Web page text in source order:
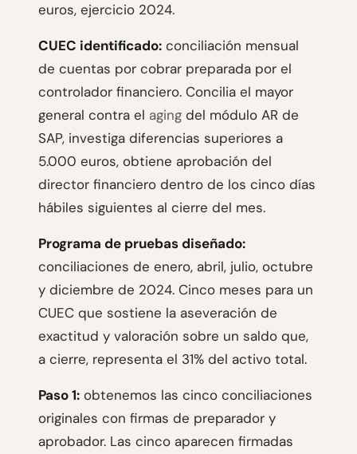
euros, ejercicio 2024.
CUEC identificado: conciliación mensual
de cuentas por cobrar preparada por el
controlador financiero. Concilia el mayor
general contra el aging del módulo AR de
SAP, investiga diferencias superiores a
5.000 euros, obtiene aprobación del
director financiero dentro de los cinco días
hábiles siguientes al cierre del mes.
Programa de pruebas diseñado:
conciliaciones de enero, abril, julio, octubre
y diciembre de 2024. Cinco meses para un
CUEC que sostiene la aseveración de
exactitud y valoración sobre un saldo que,
a cierre, representa el 31% del activo total.
Paso 1: obtenemos las cinco conciliaciones
originales con firmas de preparador y
aprobador. Las cinco aparecen firmadas